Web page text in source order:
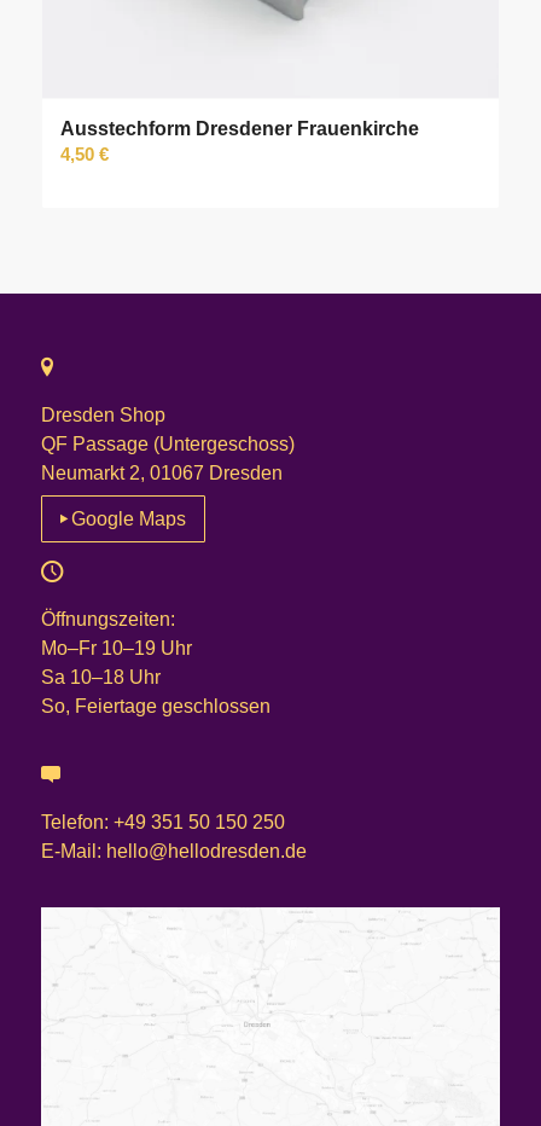
Ausstechform Dresdener Frauenkirche
4,50 €
Dresden Shop
QF Passage (Untergeschoss)
Neumarkt 2, 01067 Dresden
Google Maps
Öffnungszeiten:
Mo–Fr 10–19 Uhr
Sa 10–18 Uhr
So, Feiertage geschlossen
Telefon: +49 351 50 150 250
E-Mail: hello@hellodresden.de